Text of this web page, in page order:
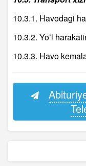
10.3.1. Havodagi
10.3.2. Yoʻl
10.3.3. Havo